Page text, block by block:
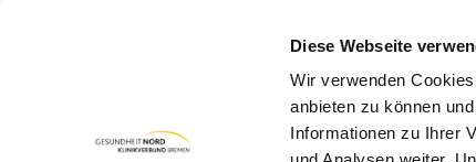
Diese Webseite
Wir verwenden
anbieten zu können
Informationen zu Ihrer